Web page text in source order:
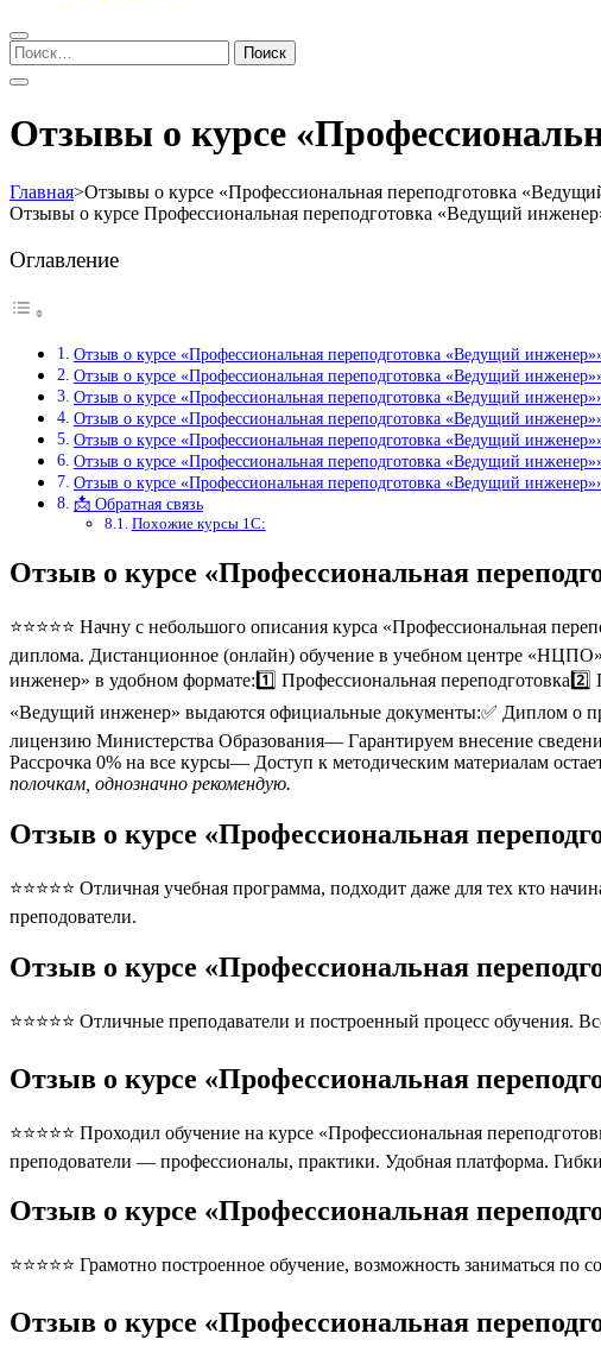
Найти:
Отзывы о курсе
Главная>Отзывы о курсе «Профессиональная переподготовка
Отзывы о курсе Профессиональная переподготовка «Ведущий
Оглавление
Отзыв о курсе «Профессиональная переподготовка «Ведущий
Отзыв о курсе «Профессиональная переподготовка «Ведущий
Отзыв о курсе «Профессиональная переподготовка «Ведущий
Отзыв о курсе «Профессиональная переподготовка «Ведущий
Отзыв о курсе «Профессиональная переподготовка «Ведущий
Отзыв о курсе «Профессиональная переподготовка «Ведущий
Отзыв о курсе «Профессиональная переподготовка «Ведущий
📩 Обратная связь
Похожие курсы 1С:
Отзыв о курсе «Профессиональная
⭐⭐⭐⭐⭐ Начну с небольшого описания курса «Профессиональная
диплома. Дистанционное (онлайн) обучение в учебном центре
инженер» в удобном формате:1️⃣ Профессиональная
«Ведущий инженер» выдаются официальные документы:✅ Диплом о
лицензию Министерства Образования— Гарантируем внесение
Рассрочка 0% на все курсы— Доступ к методическим материалам
полочкам, однозначно рекомендую.
Отзыв о курсе «Профессиональная
⭐⭐⭐⭐⭐ Отличная учебная программа, подходит даже для тех кто
преподователи.
Отзыв о курсе «Профессиональная
⭐⭐⭐⭐⭐ Отличные преподаватели и построенный процесс обучения.
Отзыв о курсе «Профессиональная
⭐⭐⭐⭐⭐ Проходил обучение на курсе «Профессиональная
преподователи — профессионалы, практики. Удобная платформа.
Отзыв о курсе «Профессиональная
⭐⭐⭐⭐⭐ Грамотно построенное обучение, возможность заниматься по
Отзыв о курсе «Профессиональная